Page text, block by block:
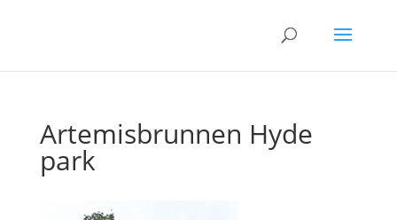
Artemisbrunnen Hyde
park